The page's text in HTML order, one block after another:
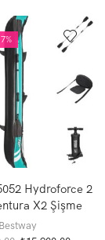
Hydroforce 2
X2 Şişme
Kürek Set
Bestway